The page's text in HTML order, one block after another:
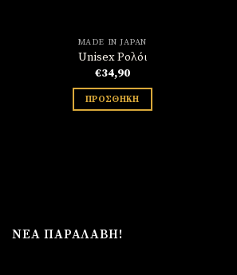
MADE IN JAPAN
Unisex Ρολόι
€34,90
ΠΡΟΣΘΉΚΗ
ΝΈΑ ΠΑΡΑΛΑΒΉ!